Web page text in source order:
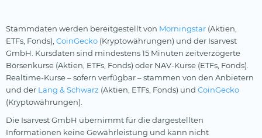
Stammdaten werden bereitgestellt von Morningstar (Aktien,
ETFs, Fonds), CoinGecko (Kryptowährungen) und der Isarvest
GmbH. Kursdaten sind mindestens 15 Minuten zeitverzögerte
Börsenkurse (Aktien, ETFs, Fonds) oder NAV-Kurse (ETFs, Fonds).
Realtime-Kurse – sofern verfügbar – stammen von den Anbietern
und der Lang & Schwarz (Aktien, ETFs, Fonds) und CoinGecko
(Kryptowährungen).
Die Isarvest GmbH übernimmt für die dargestellten
Informationen keine Gewährleistung und kann nicht